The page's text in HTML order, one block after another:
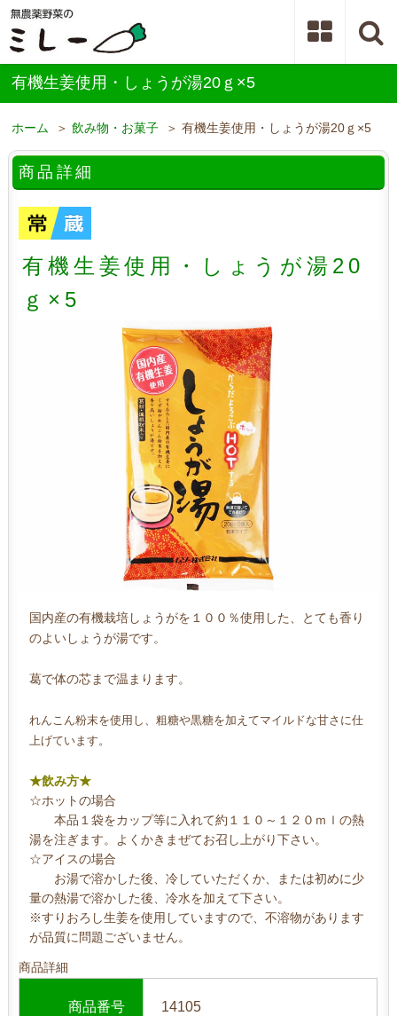
有機生姜使用・しょうが湯20ｇ×5
ホーム ＞飲み物・お菓子 ＞ 有機生姜使用・しょうが湯20ｇ×5
商品詳細
有機生姜使用・しょうが湯20
ｇ×5
国内産の有機栽培しょうがを１００％使用した、とても香り
のよいしょうが湯です。
葛で体の芯まで温まります。
れんこん粉末を使用し、粗糖や黒糖を加えてマイルドな甘さに仕
上げています。
★飲み方★
☆ホットの場合
本品１袋をカップ等に入れて約１１０～１２０ｍｌの熱
湯を注ぎます。よくかきまぜてお召し上がり下さい。
☆アイスの場合
お湯で溶かした後、冷していただくか、または初めに少
量の熱湯で溶かした後、冷水を加えて下さい。
※すりおろし生姜を使用していますので、不溶物があります
が品質に問題ございません。
商品詳細
商品番号 14105